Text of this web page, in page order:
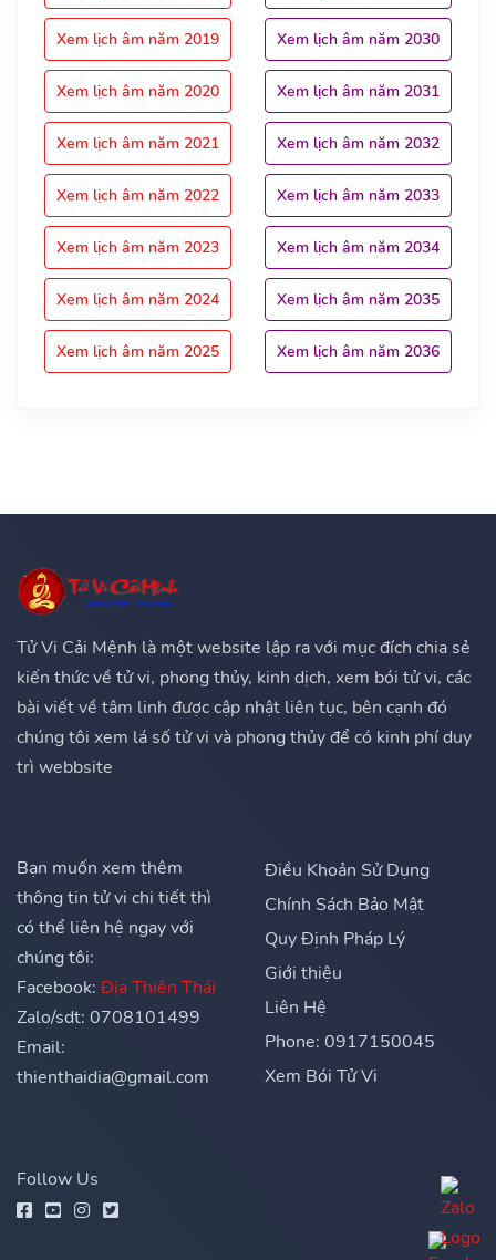
Xem lịch âm năm 2019
Xem lịch âm năm 2020
Xem lịch âm năm 2021
Xem lịch âm năm 2022
Xem lịch âm năm 2023
Xem lịch âm năm 2024
Xem lịch âm năm 2025
Xem lịch âm năm 2030
Xem lịch âm năm 2031
Xem lịch âm năm 2032
Xem lịch âm năm 2033
Xem lịch âm năm 2034
Xem lịch âm năm 2035
Xem lịch âm năm 2036
Tử Vi Cải Mệnh là một website lập ra với mục đích chia sẻ
kiến thức về tử vi, phong thủy, kinh dịch, xem bói tử vi, các
bài viết về tâm linh được cập nhật liên tục, bên cạnh đó
chúng tôi xem lá số tử vi và phong thủy để có kinh phí duy
trì webbsite
Bạn muốn xem thêm
thông tin tử vi chi tiết thì
có thể liên hệ ngay với
chúng tôi:
Facebook: Địa Thiên Thái
Zalo/sdt: 0708101499
Email:
thienthaidia@gmail.com
Điều Khoản Sử Dụng
Chính Sách Bảo Mật
Quy Định Pháp Lý
Giới thiệu
Liên Hệ
Phone: 0917150045
Xem Bói Tử Vi
Follow Us